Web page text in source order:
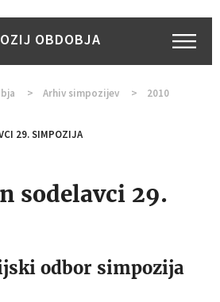
OBDOBJA
Arhiv simpozijev 2010
29. SIMPOZIJA
sodelavci 29.
odbor simpozija